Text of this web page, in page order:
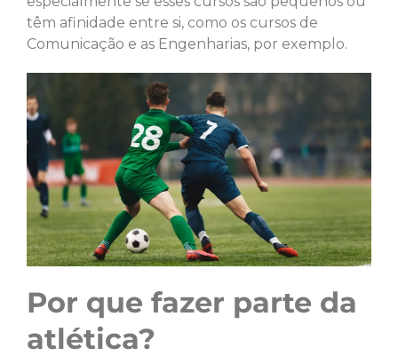
têm afinidade entre si, como os cursos de
Comunicação e as Engenharias, por exemplo.
Por que fazer parte da
atlética?